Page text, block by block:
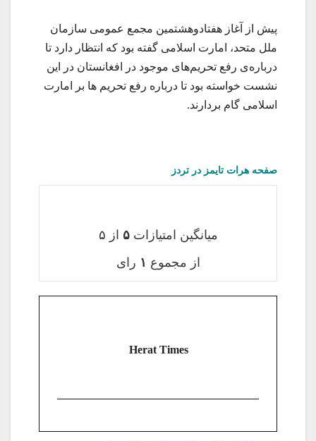
پیش از آغاز هفتادوهشتمین مجمع عمومی سازمان
ملل متحد، امارت اسلامی گفته بود که انتظار دارد تا
درباره‌ی رفع تحریم‌های موجود در افغانستان در این
نشست خواسته بود تا درباره رفع تحریم ها بر امارت
اسلامی گام بردارند.
صفحه هرات تایمز در تردز
میانگین امتیازات۵ از ۵
از مجموع ۱ رای
Herat Times